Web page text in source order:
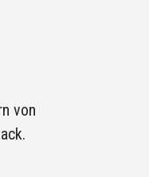
von